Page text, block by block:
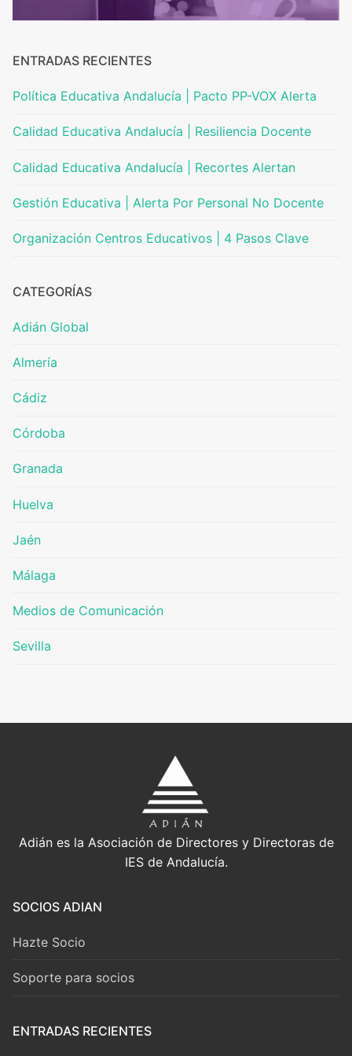
ENTRADAS RECIENTES
Política Educativa Andalucía | Pacto PP-VOX Alerta
Calidad Educativa Andalucía | Resiliencia Docente
Calidad Educativa Andalucía | Recortes Alertan
Gestión Educativa | Alerta Por Personal No Docente
Organización Centros Educativos | 4 Pasos Clave
CATEGORÍAS
Adián Global
Almería
Cádiz
Córdoba
Granada
Huelva
Jaén
Málaga
Medios de Comunicación
Sevilla
Adián es la Asociación de Directores y Directoras de
IES de Andalucía.
SOCIOS ADIAN
Hazte Socio
Soporte para socios
ENTRADAS RECIENTES